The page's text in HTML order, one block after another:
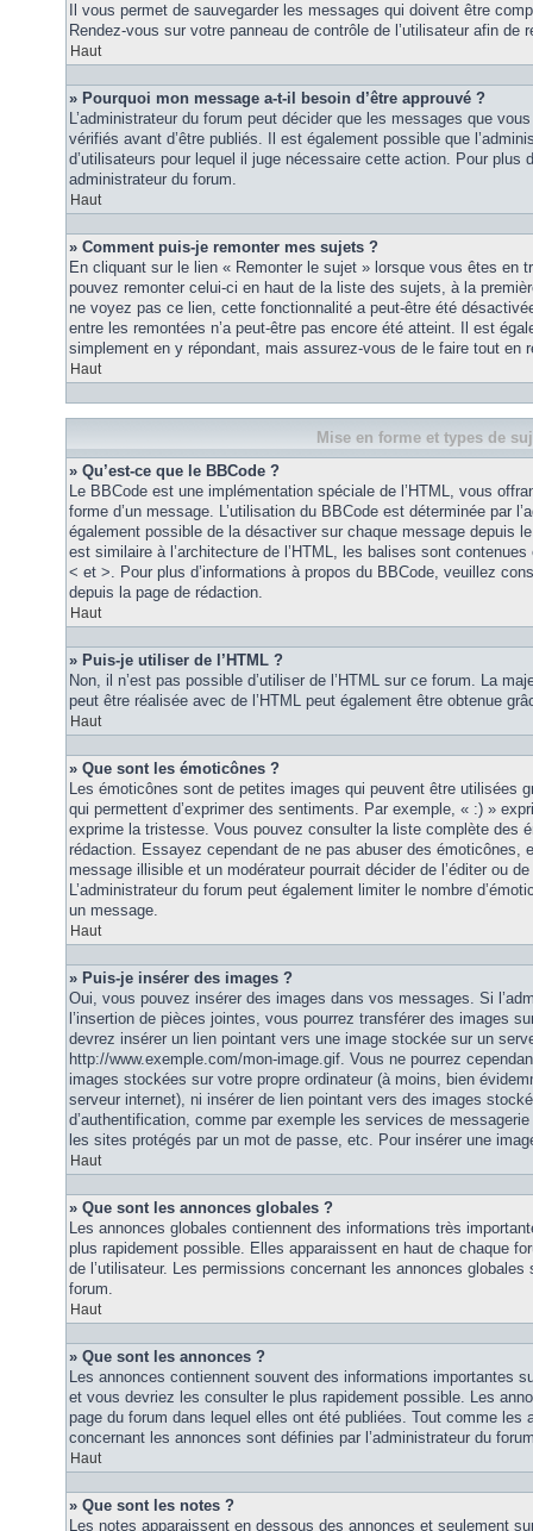
Il vous permet de sauvegarder les messages qui doivent être
Rendez-vous sur votre panneau de contrôle de l’utilisateur afin de
Haut
» Pourquoi mon message a-t-il besoin d’être approuvé ?
L’administrateur du forum peut décider que les messages que
vérifiés avant d’être publiés. Il est également possible que
d’utilisateurs pour lequel il juge nécessaire cette action. Pour plus
administrateur du forum.
Haut
» Comment puis-je remonter mes sujets ?
En cliquant sur le lien « Remonter le sujet » lorsque vous êtes en
pouvez remonter celui-ci en haut de la liste des sujets, à la
ne voyez pas ce lien, cette fonctionnalité a peut-être été
entre les remontées n’a peut-être pas encore été atteint. Il est
simplement en y répondant, mais assurez-vous de le faire tout en
Haut
Mise en forme et types de
» Qu’est-ce que le BBCode ?
Le BBCode est une implémentation spéciale de l’HTML, vous
forme d’un message. L’utilisation du BBCode est déterminée par
également possible de la désactiver sur chaque message depuis
est similaire à l’architecture de l’HTML, les balises sont
< et >. Pour plus d’informations à propos du BBCode, veuillez
depuis la page de rédaction.
Haut
» Puis-je utiliser de l’HTML ?
Non, il n’est pas possible d’utiliser de l’HTML sur ce forum. La
peut être réalisée avec de l’HTML peut également être obtenue
Haut
» Que sont les émoticônes ?
Les émoticônes sont de petites images qui peuvent être utilisées
qui permettent d’exprimer des sentiments. Par exemple, « :) »
exprime la tristesse. Vous pouvez consulter la liste complète des
rédaction. Essayez cependant de ne pas abuser des émoticônes,
message illisible et un modérateur pourrait décider de l’éditer ou
L’administrateur du forum peut également limiter le nombre
un message.
Haut
» Puis-je insérer des images ?
Oui, vous pouvez insérer des images dans vos messages. Si
l’insertion de pièces jointes, vous pourrez transférer des images
devrez insérer un lien pointant vers une image stockée sur un
http://www.exemple.com/mon-image.gif. Vous ne pourrez
images stockées sur votre propre ordinateur (à moins, bien
serveur internet), ni insérer de lien pointant vers des images
d’authentification, comme par exemple les services de
les sites protégés par un mot de passe, etc. Pour insérer une
Haut
» Que sont les annonces globales ?
Les annonces globales contiennent des informations très
plus rapidement possible. Elles apparaissent en haut de chaque
de l’utilisateur. Les permissions concernant les annonces globales
forum.
Haut
» Que sont les annonces ?
Les annonces contiennent souvent des informations importantes
et vous devriez les consulter le plus rapidement possible. Les
page du forum dans lequel elles ont été publiées. Tout comme les
concernant les annonces sont définies par l’administrateur du
Haut
» Que sont les notes ?
Les notes apparaissent en dessous des annonces et seulement